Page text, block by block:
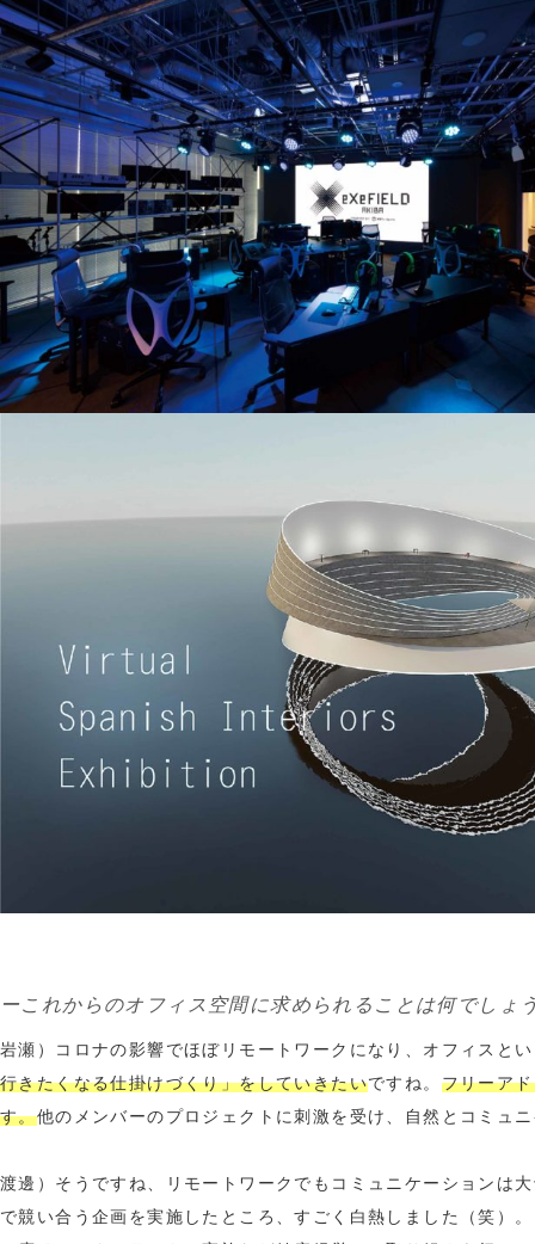
ーこれからのオフィス空間に求められることは何でしょ
岩瀬）コロナの影響でほぼリモートワークになり、オフィスと
行きたくなる仕掛けづくり」をしていきたいですね。 フリーア
す。他のメンバーのプロジェクトに刺激を受け、自然とコミュ
渡邊）そうですね、リモートワークでもコミュニケーションは
で競い合う企画を実施したところ、すごく白熱しました（笑）